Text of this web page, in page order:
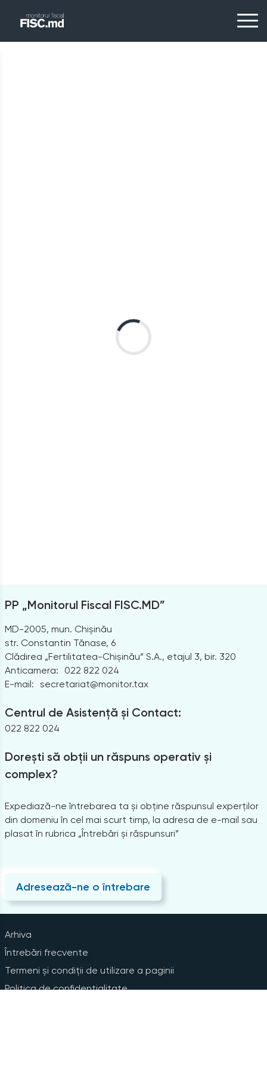
PP „Monitorul Fiscal FISC.MD”
MD-2005, mun. Chișinău
str. Constantin Tănase, 6
Clădirea „Fertilitatea-Chișinău” S.A., etajul 3, bir. 320
Anticamera:
022 822 024
E-mail: secretariat@monitor.tax
Centrul de Asistență și Contact:
022 822 024
Dorești să obții un răspuns operativ și
complex?
Expediază-ne întrebarea ta și obține răspunsul experților
din domeniu în cel mai scurt timp, la adresa de e-mail sau
plasat în rubrica „Întrebări și răspunsuri”
Adresează-ne o întrebare
Arhiva
Întrebări frecvente
Termeni și condiții de utilizare a paginii
Politica de confidențialitate